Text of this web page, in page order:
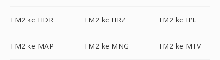
TM2 ke HDR TM2 ke HRZ TM2 ke IPL
TM2 ke MAP TM2 ke MNG TM2 ke MTV